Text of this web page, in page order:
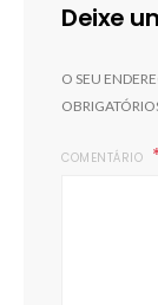
Deixe
O SEU
COMENTÁRIO